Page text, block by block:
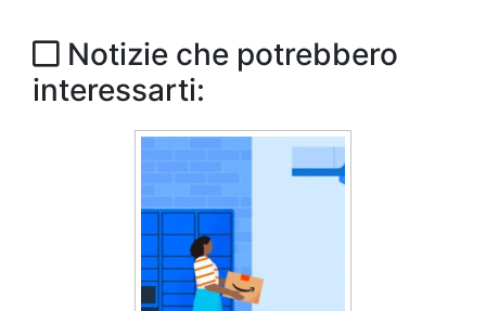
Notizie che potrebbero
interessarti: